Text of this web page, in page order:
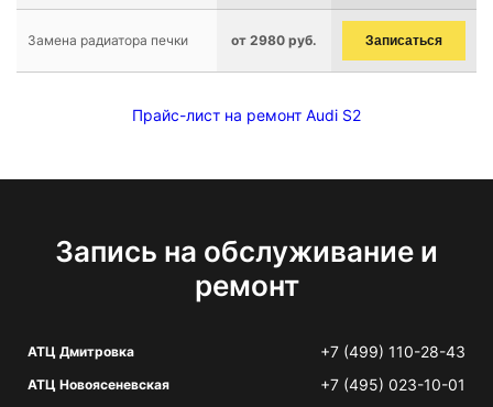
Замена радиатора печки от 2980 руб. Записаться
Прайс-лист на ремонт Audi S2
Запись на обслуживание и
ремонт
АТЦ Дмитровка +7 (499) 110-28-43
АТЦ Новоясеневская +7 (495) 023-10-01